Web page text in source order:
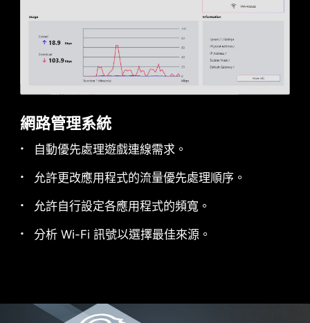
網路管理系統
自動優先處理遊戲連線需求。
允許更改應用程式的流量優先處理順序。
允許自行設定各應用程式的頻寬。
分析 Wi-Fi 訊號以選擇最佳來源。
purposes only and is not included in the package.
比以往更快地傳輸大量文件。